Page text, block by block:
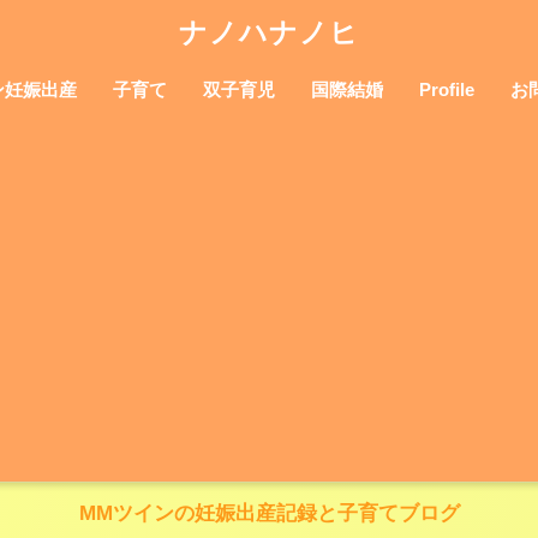
ナノハナノヒ
娠出産 子育て 双子育児 国際結婚 Profile お
MMツインの妊娠出産記録と子育てブログ